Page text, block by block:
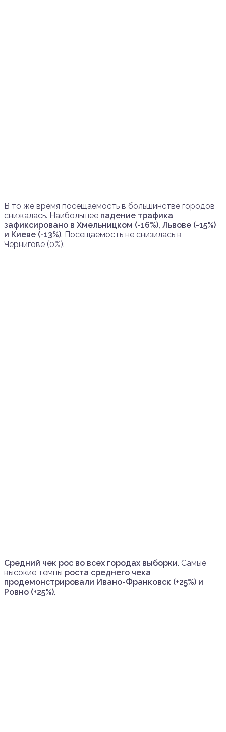
В то же время посещаемость в большинстве городов
снижалась. Наибольшее падение трафика
зафиксировано в Хмельницком (-16%), Львове (-15%)
и Киеве (-13%). Посещаемость не снизилась в
Чернигове (0%).
Средний чек рос во всех городах выборки. Самые
высокие темпы роста среднего чека
продемонстрировали Ивано-Франковск (+25%) и
Ровно (+25%).